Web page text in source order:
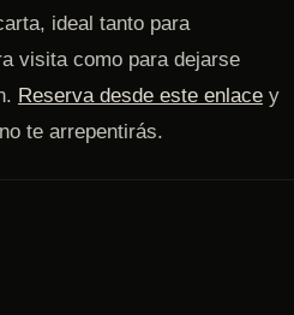
ideal tanto para
visita como para dejarse
Reserva desde este enlace y
te arrepentirás.